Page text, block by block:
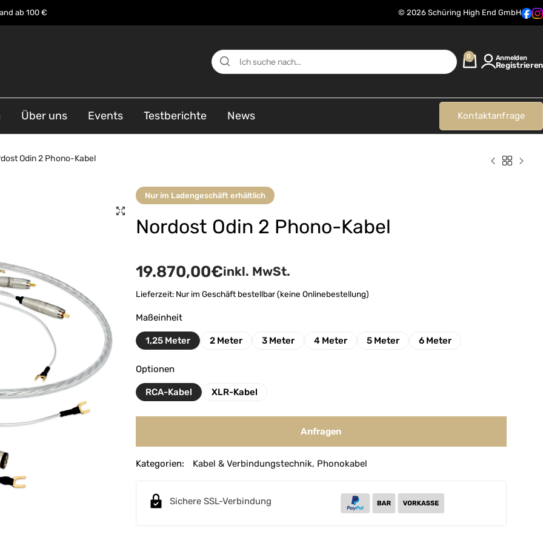
ab 100 € © 2026 Schüring High End GmbH
0 Anmelden
Registrieren
Über uns Events Testberichte News Kontaktanfrage
Odin 2 Phono-Kabel
Nur im Ladengeschäft erhältlich
Nordost Odin 2 Phono-Kabel
19.870,00€inkl. MwSt.
Lieferzeit: Nur im Geschäft bestellbar (keine Onlinebestellung)
Maßeinheit
1,25 Meter 2 Meter 3 Meter 4 Meter 5 Meter 6 Meter
Optionen
RCA-Kabel XLR-Kabel
Anfragen
lKategorien: Kabel & Verbindungstechnik, Phonokabel
Sichere SSL-Verbindung